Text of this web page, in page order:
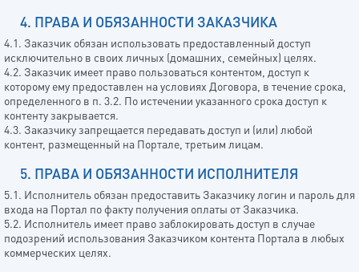
4. ПРАВА И ОБЯЗАННОСТИ ЗАКАЗЧИКА
4.1. Заказчик обязан использовать предоставленный доступ
исключительно в своих личных (домашних, семейных) целях.
4.2. Заказчик имеет право пользоваться контентом, доступ к
которому ему предоставлен на условиях Договора, в течение срока,
определенного в п. 3.2. По истечении указанного срока доступ к
контенту закрывается.
4.3. Заказчику запрещается передавать доступ и (или) любой
контент, размещенный на Портале, третьим лицам.
5. ПРАВА И ОБЯЗАННОСТИ ИСПОЛНИТЕЛЯ
5.1. Исполнитель обязан предоставить Заказчику логин и пароль для
входа на Портал по факту получения оплаты от Заказчика.
5.2. Исполнитель имеет право заблокировать доступ в случае
подозрений использования Заказчиком контента Портала в любых
коммерческих целях.